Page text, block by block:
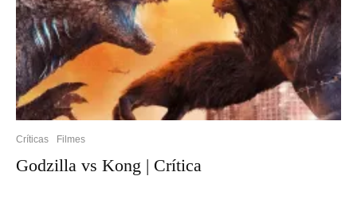
Críticas Filmes
Godzilla vs Kong | Crítica